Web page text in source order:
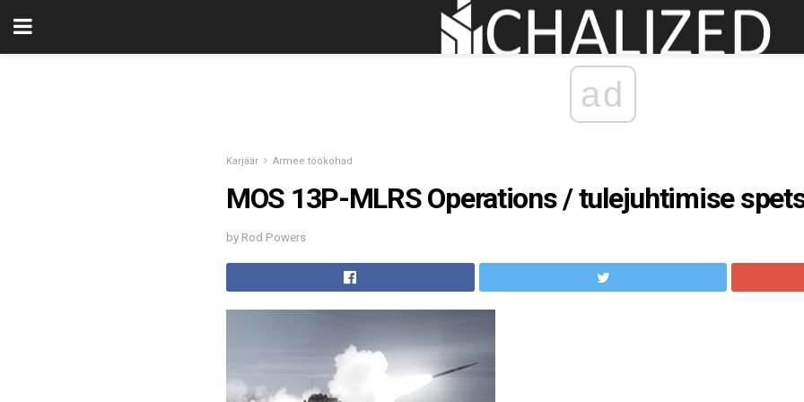
ad
Karjäär Armee töökohad
MOS 13P-MLRS Operations / tulejuhtimise
by Rod Powers